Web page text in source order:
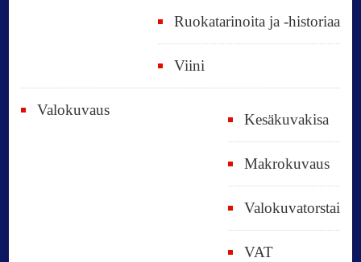
Ruokatarinoita ja -historiaa
Viini
Valokuvaus
Kesäkuvakisa
Makrokuvaus
Valokuvatorstai
VAT